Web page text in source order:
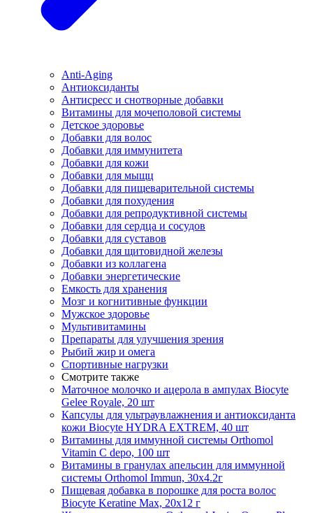
Anti-Aging
Антиоксиданты
Антисресс и снотворные добавки
Витамины для мочеполовой системы
Детское здоровье
Добавки для волос
Добавки для иммунитета
Добавки для кожи
Добавки для мыщц
Добавки для пищеварительной системы
Добавки для похудения
Добавки для репродуктивной системы
Добавки для сердца и сосудов
Добавки для суставов
Добавки для щитовидной железы
Добавки из коллагена
Добавки энергетические
Емкость для хранения
Мозг и когнитивные функции
Мужское здоровье
Мультивитамины
Препараты для улучшения зрения
Рыбий жир и омега
Спортивные нагрузки
Смотрите также
Маточное молочко и ацерола в ампулах Biocyte
Gelee Royale, 20 шт
Капсулы для ультраувлажнения и антиоксиданта
кожи Biocyte HYDRA EXTREM, 40 шт
Витамины для иммунной системы Orthomol
Vitamin C depo, 100 шт
Витамины в гранулах апельсин для иммунной
системы Orthomol Immun, 30х4.2г
Пищевая добавка в порошке для роста волос
Biocyte Keratine Max, 20х12 г